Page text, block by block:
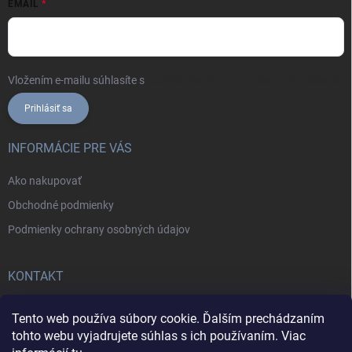
Tento web používa súbory cookie. Ďalším prechádzaním
tohto webu vyjadrujete súhlas s ich používaním. Viac
EMAIL
Vložením e-mailu súhlasíte s
Prihlásiť sa
INFORMÁCIE PRE VÁS
Ako nakupovať
Obchodné podmienky
Podmienky ochrany osobných údajov
KONTAKT
+421902787857